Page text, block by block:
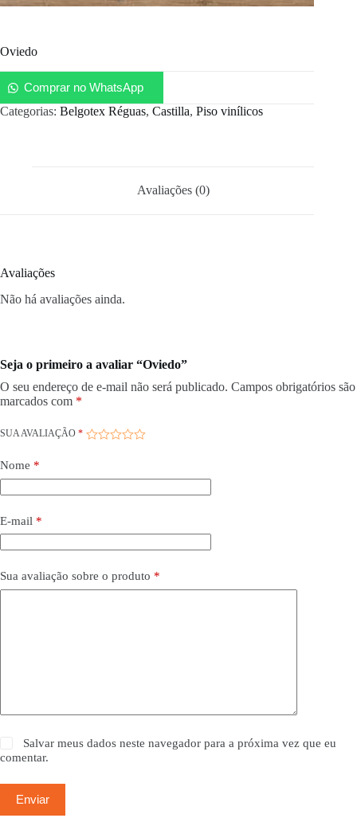
Oviedo
Comprar no WhatsApp
Categorias: Belgotex Réguas, Castilla, Piso vinílicos
Avaliações (0)
Avaliações
Não há avaliações ainda.
Seja o primeiro a avaliar “Oviedo”
O seu endereço de e-mail não será publicado. Campos obrigatórios são
marcados com *
SUA AVALIAÇÃO *
Nome *
E-mail *
Sua avaliação sobre o produto *
Salvar meus dados neste navegador para a próxima vez que eu
comentar.
Enviar